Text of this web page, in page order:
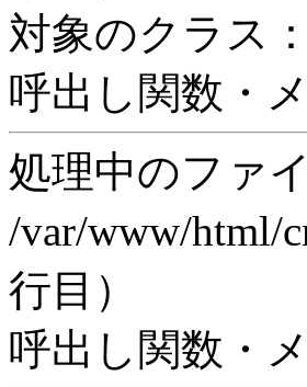
対象のクラス
呼出し関数・
処理中のファ
/var/www/html/
行目）
呼出し関数・